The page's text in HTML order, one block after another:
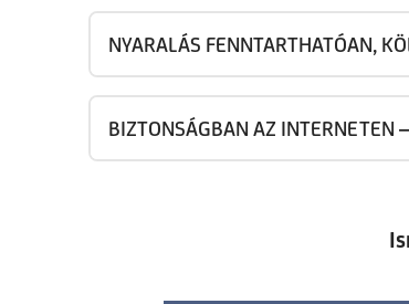
NYARALÁS FENNTARTHATÓAN,
BIZTONSÁGBAN AZ INTERNETEN